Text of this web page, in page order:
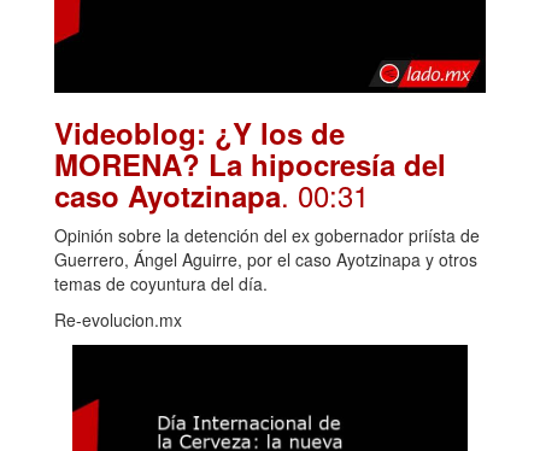
Videoblog: ¿Y los de
MORENA? La hipocresía del
caso Ayotzinapa. 00:31
Opinión sobre la detención del ex gobernador priísta de
Guerrero, Ángel Aguirre, por el caso Ayotzinapa y otros
temas de coyuntura del día.
Re-evolucion.mx